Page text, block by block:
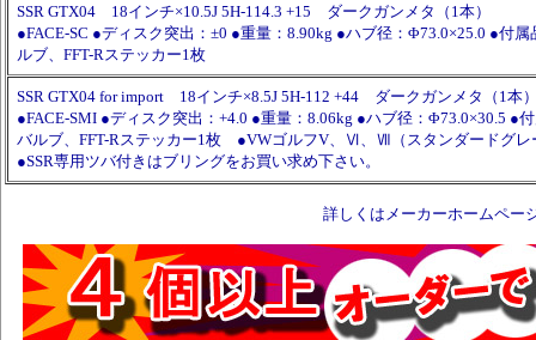
SSR GTX04 18インチ×10.5J 5H-114.3 +15 ダークガンメタ（1本）
●FACE-SC ●ディスク突出：±0 ●重量：8.90kg ●ハブ径：Φ73.0×25.0 ●付
ルブ、FFT-Rステッカー1枚
SSR GTX04 for import 18インチ×8.5J 5H-112 +44 ダークガンメタ（1本
●FACE-SMI ●ディスク突出：+4.0 ●重量：8.06kg ●ハブ径：Φ73.0×30.5 ●
バルブ、FFT-Rステッカー1枚 ●VWゴルフV、Ⅵ、Ⅶ（スタンダードグ
●SSR専用ツバ付きはブリングをお買い求め下さい。
詳しくはメーカーホームペー